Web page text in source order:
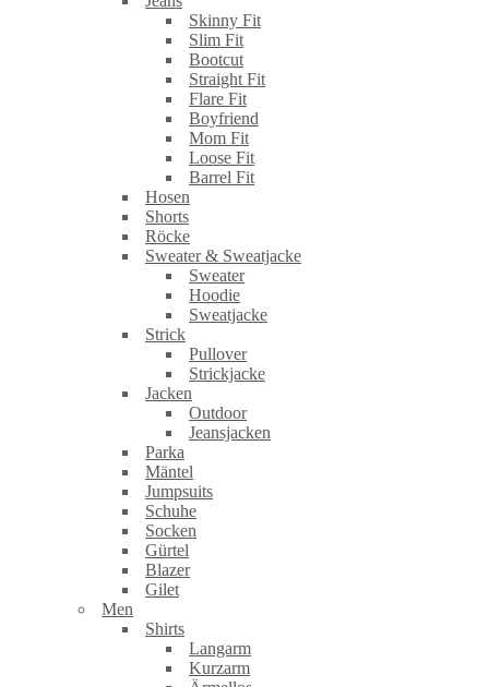
Skinny Fit
Slim Fit
Bootcut
Straight Fit
Flare Fit
Boyfriend
Mom Fit
Loose Fit
Barrel Fit
Hosen
Shorts
Röcke
Sweater & Sweatjacke
Sweater
Hoodie
Sweatjacke
Strick
Pullover
Strickjacke
Jacken
Outdoor
Jeansjacken
Parka
Mäntel
Jumpsuits
Schuhe
Socken
Gürtel
Blazer
Gilet
Men
Shirts
Langarm
Kurzarm